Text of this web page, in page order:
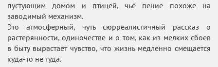
пустующим домом и птицей, чьё пение похоже на
заводимый механизм.
Это атмосферный, чуть сюрреалистичный рассказ о
растерянности, одиночестве и о том, как из мелких сбоев
в быту вырастает чувство, что жизнь медленно смещается
куда-то не туда.